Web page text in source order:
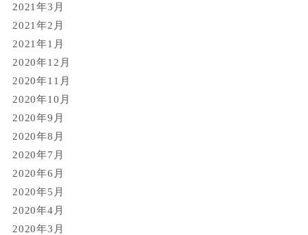
2021年3月
2021年2月
2021年1月
2020年12月
2020年11月
2020年10月
2020年9月
2020年8月
2020年7月
2020年6月
2020年5月
2020年4月
2020年3月